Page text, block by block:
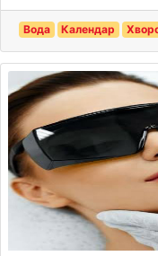
Вода Календар